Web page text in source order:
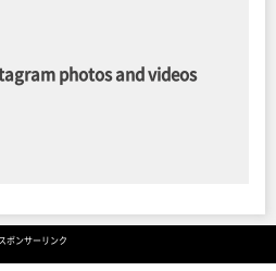
photos and videos
スポンサーリンク